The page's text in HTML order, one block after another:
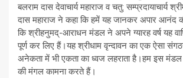
बलराम दास देवाचार्य महाराज व चतु: सम्प्रदायाचार्य
दास महाराज ने कहा कि हमें यह जानकर अपार आनंद
कि श्रीहनुमद्-आराधन मंडल ने अपने ग्यारह वर्ष यह
पूर्ण कर लिए हैं।यह श्रीधाम वृन्दावन का एक ऐसा
अनेकता में भी एकता का ध्वज लहराता है।हम इस मंडल
की मंगल कामना करते हैं।